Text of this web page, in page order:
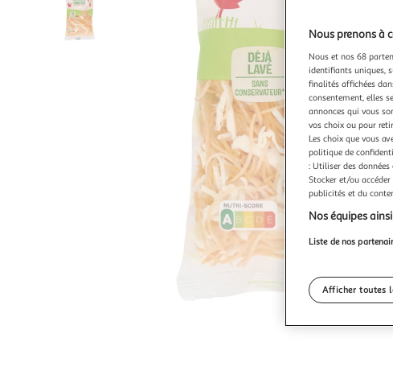
Nous prenons à
Nous et nos 68
identifiants uniques,
finalités affichées
consentement, elles
annonces qui vous
vos choix ou pour
Les choix que vous
politique de
: Utiliser des
Stocker et/ou
publicités et du
Nos équipes
Liste de nos
Afficher toutes